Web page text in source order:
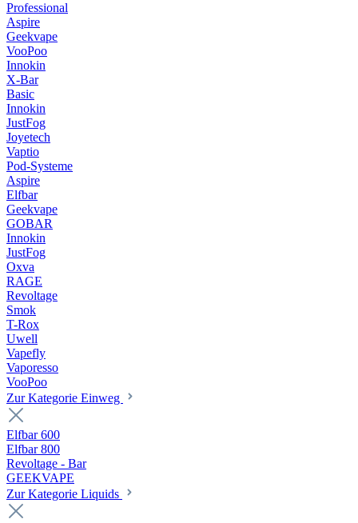
Professional
Aspire
Geekvape
VooPoo
Innokin
X-Bar
Basic
Innokin
JustFog
Joyetech
Vaptio
Pod-Systeme
Aspire
Elfbar
Geekvape
GOBAR
Innokin
JustFog
Oxva
RAGE
Revoltage
Smok
T-Rox
Uwell
Vapefly
Vaporesso
VooPoo
Zur Kategorie Einweg
Elfbar 600
Elfbar 800
Revoltage - Bar
GEEKVAPE
Zur Kategorie Liquids